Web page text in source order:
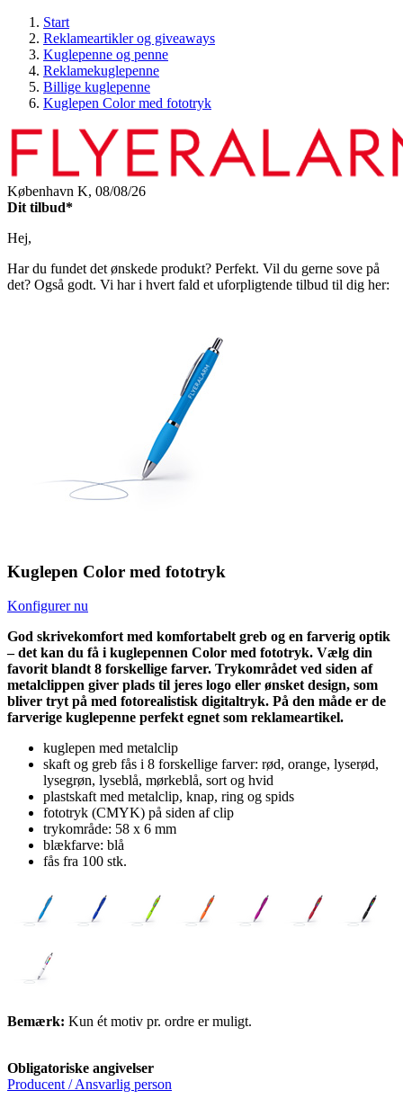
Start
Reklameartikler og giveaways
Kuglepenne og penne
Reklamekuglepenne
Billige kuglepenne
Kuglepen Color med fototryk
København K, 08/08/26
Dit tilbud*
Hej,
Har du fundet det ønskede produkt? Perfekt. Vil du gerne sove på
det? Også godt. Vi har i hvert fald et uforpligtende tilbud til dig her:
Kuglepen Color med fototryk
Konfigurer nu
God skrivekomfort med komfortabelt greb og en farverig optik
– det kan du få i kuglepennen Color med fototryk. Vælg din
favorit blandt 8 forskellige farver. Trykområdet ved siden af
metalclippen giver plads til jeres logo eller ønsket design, som
bliver tryt på med fotorealistisk digitaltryk. På den måde er de
farverige kuglepenne perfekt egnet som reklameartikel.
kuglepen med metalclip
skaft og greb fås i 8 forskellige farver: rød, orange, lyserød,
lysegrøn, lyseblå, mørkeblå, sort og hvid
plastskaft med metalclip, knap, ring og spids
fototryk (CMYK) på siden af clip
trykområde: 58 x 6 mm
blækfarve: blå
fås fra 100 stk.
Bemærk: Kun ét motiv pr. ordre er muligt.
Obligatoriske angivelser
Producent / Ansvarlig person